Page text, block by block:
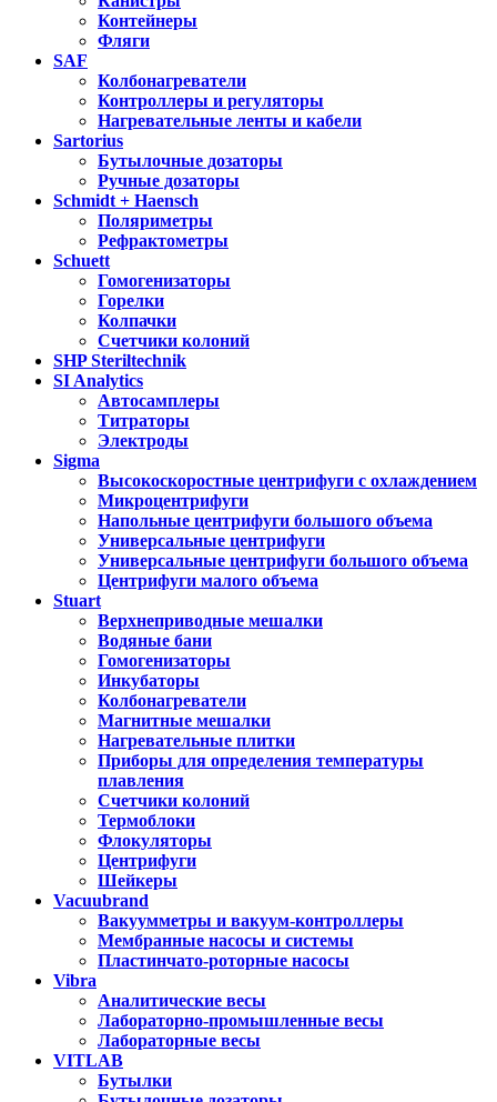
Контейнеры
Фляги
SAF
Колбонагреватели
Контроллеры и регуляторы
Нагревательные ленты и кабели
Sartorius
Бутылочные дозаторы
Ручные дозаторы
Schmidt + Haensch
Поляриметры
Рефрактометры
Schuett
Гомогенизаторы
Горелки
Колпачки
Счетчики колоний
SHP Steriltechnik
SI Analytics
Автосамплеры
Титраторы
Электроды
Sigma
Высокоскоростные центрифуги с охлаждением
Микроцентрифуги
Напольные центрифуги большого объема
Универсальные центрифуги
Универсальные центрифуги большого объема
Центрифуги малого объема
Stuart
Верхнеприводные мешалки
Водяные бани
Гомогенизаторы
Инкубаторы
Колбонагреватели
Магнитные мешалки
Нагревательные плитки
Приборы для определения температуры
плавления
Счетчики колоний
Термоблоки
Флокуляторы
Центрифуги
Шейкеры
Vacuubrand
Вакуумметры и вакуум-контроллеры
Мембранные насосы и системы
Пластинчато-роторные насосы
Vibra
Аналитические весы
Лабораторно-промышленные весы
Лабораторные весы
VITLAB
Бутылки